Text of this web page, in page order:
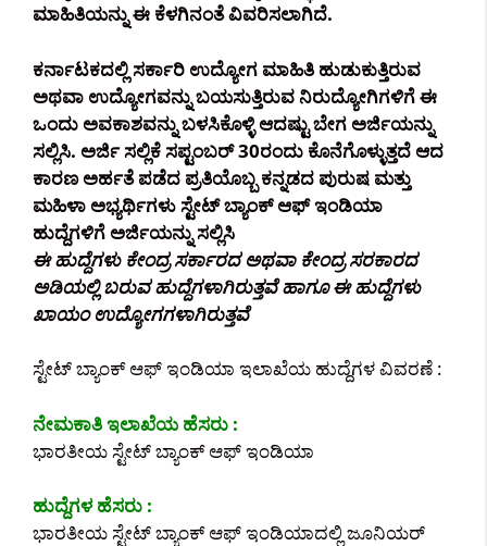
ಮಾಹಿತಿಯನ್ನು ಈ ಕೆಳಗಿನಂತೆ ವಿವರಿಸಲಾಗಿದೆ.
ಕರ್ನಾಟಕದಲ್ಲಿ ಸರ್ಕಾರಿ ಉದ್ಯೋಗ ಮಾಹಿತಿ ಹುಡುಕುತ್ತಿರುವ
ಅಥವಾ ಉದ್ಯೋಗವನ್ನು ಬಯಸುತ್ತಿರುವ ನಿರುದ್ಯೋಗಿಗಳಿಗೆ ಈ
ಒಂದು ಅವಕಾಶವನ್ನು ಬಳಸಿಕೊಳ್ಳಿ ಆದಷ್ಟು ಬೇಗ ಅರ್ಜಿಯನ್ನು
ಸಲ್ಲಿಸಿ. ಅರ್ಜಿ ಸಲ್ಲಿಕೆ ಸಪ್ಟಂಬರ್ 30ರಂದು ಕೊನೆಗೊಳ್ಳುತ್ತದೆ ಆದ
ಕಾರಣ ಅರ್ಹತೆ ಪಡೆದ ಪ್ರತಿಯೊಬ್ಬ ಕನ್ನಡದ ಪುರುಷ ಮತ್ತು
ಮಹಿಳಾ ಅಭ್ಯರ್ಥಿಗಳು ಸ್ಟೇಟ್ ಬ್ಯಾಂಕ್ ಆಫ್ ಇಂಡಿಯಾ
ಹುದ್ದೆಗಳಿಗೆ ಅರ್ಜಿಯನ್ನು ಸಲ್ಲಿಸಿ
ಈ ಹುದ್ದೆಗಳು ಕೇಂದ್ರ ಸರ್ಕಾರದ ಅಥವಾ ಕೇಂದ್ರ ಸರಕಾರದ
ಅಡಿಯಲ್ಲಿ ಬರುವ ಹುದ್ದೆಗಳಾಗಿರುತ್ತವೆ ಹಾಗೂ ಈ ಹುದ್ದೆಗಳು
ಖಾಯಂ ಉದ್ಯೋಗಗಳಾಗಿರುತ್ತವೆ
ಸ್ಟೇಟ್ ಬ್ಯಾಂಕ್ ಆಫ್ ಇಂಡಿಯಾ ಇಲಾಖೆಯ ಹುದ್ದೆಗಳ ವಿವರಣೆ :
ನೇಮಕಾತಿ ಇಲಾಖೆಯ ಹೆಸರು :
ಭಾರತೀಯ ಸ್ಟೇಟ್ ಬ್ಯಾಂಕ್ ಆಫ್ ಇಂಡಿಯಾ
ಹುದ್ದೆಗಳ ಹೆಸರು :
ಭಾರತೀಯ ಸ್ಟೇಟ್ ಬ್ಯಾಂಕ್ ಆಫ್ ಇಂಡಿಯಾದಲ್ಲಿ ಜೂನಿಯರ್